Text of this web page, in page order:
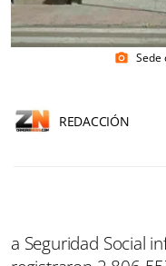
photo_camera Sede
REDACCIÓN
a Seguridad Social